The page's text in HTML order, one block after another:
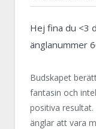
Hej fina du <3
änglanummer
Budskapet
fantasin och
positiva
änglar att vara